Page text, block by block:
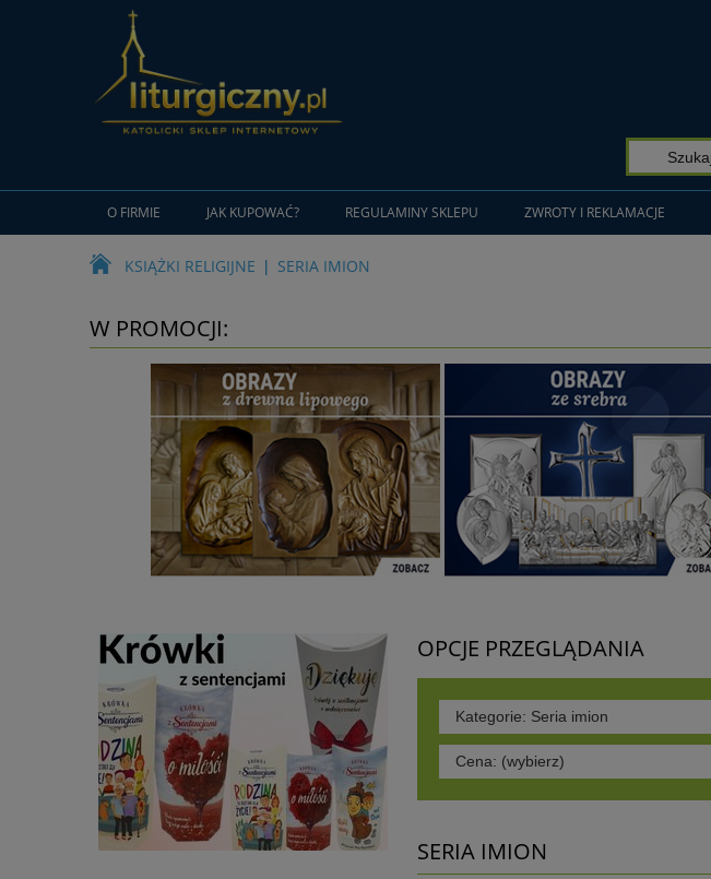
O FIRMIE JAK KUPOWAĆ? REGULAMINY SKLEPU ZWROTY I REKLAMACJE
KSIĄŻKI RELIGIJNE SERIA IMION
W PROMOCJI:
OPCJE PRZEGLĄDANIA
Kategorie: Seria imion
Cena: (wybierz)
SERIA IMION